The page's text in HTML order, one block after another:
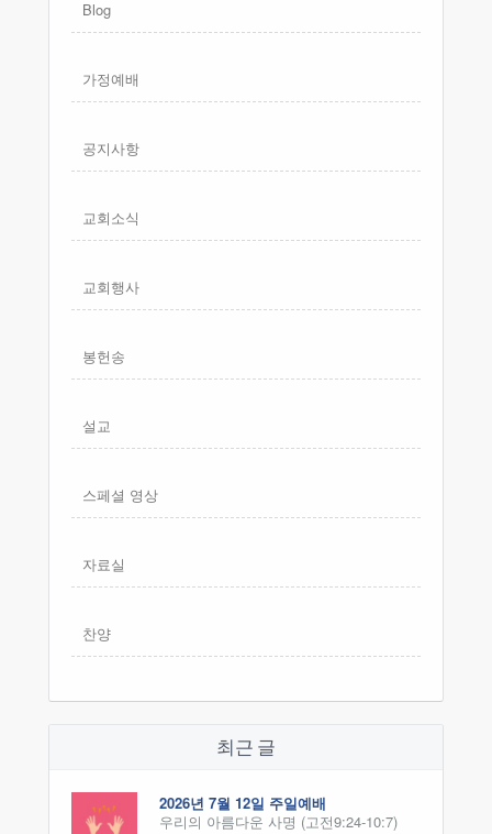
Blog
가정예배
공지사항
교회소식
교회행사
봉헌송
설교
스페셜 영상
자료실
찬양
최근 글
2026년 7월 12일 주일예배
우리의 아름다운 사명 (고전9:24-10:7)